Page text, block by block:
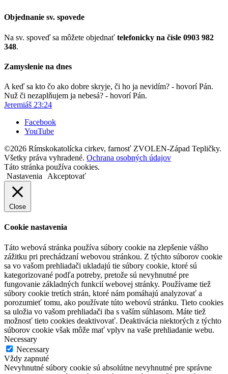
Objednanie sv. spovede
Na sv. spoveď sa môžete objednať telefonicky na čísle 0903 982
348.
Zamyslenie na dnes
A keď sa kto čo ako dobre skryje, či ho ja nevidím? - hovorí Pán.
Nuž či nezaplňujem ja nebesá? - hovorí Pán.
Jeremiáš 23:24
Facebook
YouTube
©2026 Rímskokatolícka cirkev, farnosť ZVOLEN-Západ Tepličky.
Všetky práva vyhradené. Ochrana osobných údajov
Táto stránka používa cookies.
Nastavenia
Akceptovať
Close
Cookie nastavenia
Táto webová stránka používa súbory cookie na zlepšenie vášho
zážitku pri prechádzaní webovou stránkou. Z týchto súborov cookie
sa vo vašom prehliadači ukladajú tie súbory cookie, ktoré sú
kategorizované podľa potreby, pretože sú nevyhnutné pre
fungovanie základných funkcií webovej stránky. Používame tiež
súbory cookie tretích strán, ktoré nám pomáhajú analyzovať a
porozumieť tomu, ako používate túto webovú stránku. Tieto cookies
sa uložia vo vašom prehliadači iba s vaším súhlasom. Máte tiež
možnosť tieto cookies deaktivovať. Deaktivácia niektorých z týchto
súborov cookie však môže mať vplyv na vaše prehliadanie webu.
Necessary
Necessary
Vždy zapnuté
Nevyhnutné súbory cookie sú absolútne nevyhnutné pre správne